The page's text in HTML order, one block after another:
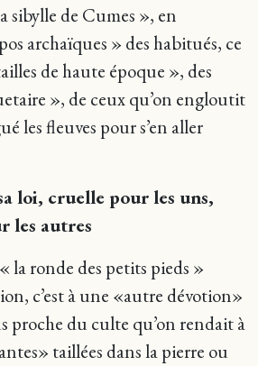
sibylle de Cumes », en
archaïques » des habitués, ce
de haute époque », des
», de ceux qu’on engloutit
les fleuves pour s’en aller
loi, cruelle pour les uns,
les autres
la ronde des petits pieds »
c’est à une «autre dévotion»
proche du culte qu’on rendait à
taillées dans la pierre ou